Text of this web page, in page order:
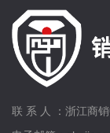
联 系 人 ：浙江商